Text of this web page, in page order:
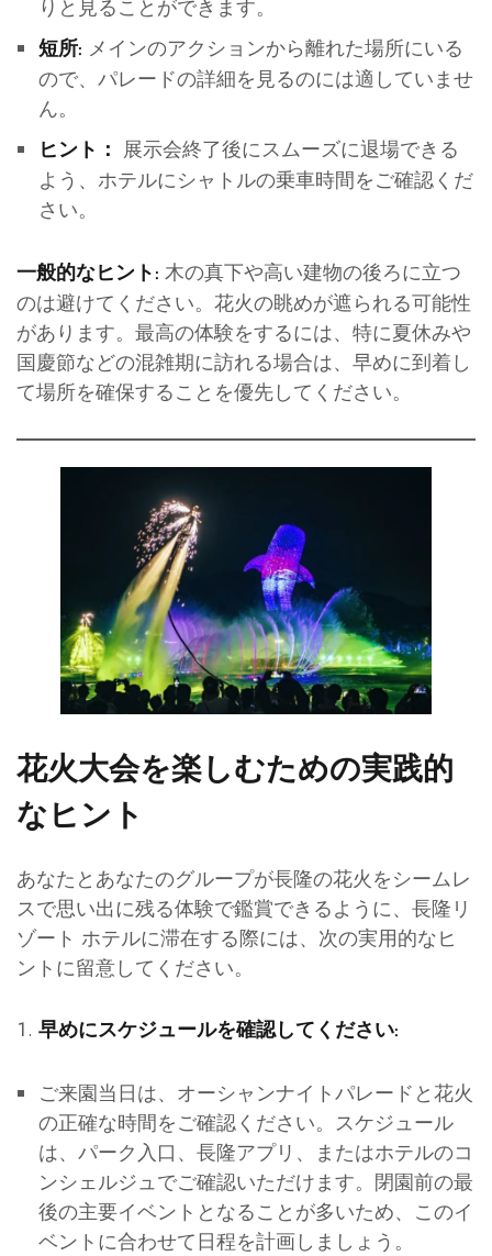
りと見ることができます。
短所: メインのアクションから離れた場所にいる
ので、パレードの詳細を見るのには適していませ
ん。
ヒント： 展示会終了後にスムーズに退場できる
よう、ホテルにシャトルの乗車時間をご確認くだ
さい。
一般的なヒント: 木の真下や高い建物の後ろに立つ
のは避けてください。花火の眺めが遮られる可能性
があります。最高の体験をするには、特に夏休みや
国慶節などの混雑期に訪れる場合は、早めに到着し
て場所を確保することを優先してください。
花火大会を楽しむための実践的
なヒント
あなたとあなたのグループが長隆の花火をシームレ
スで思い出に残る体験で鑑賞できるように、長隆リ
ゾート ホテルに滞在する際には、次の実用的なヒ
ントに留意してください。
早めにスケジュールを確認してください:
ご来園当日は、オーシャンナイトパレードと花火
の正確な時間をご確認ください。スケジュール
は、パーク入口、長隆アプリ、またはホテルのコ
ンシェルジュでご確認いただけます。閉園前の最
後の主要イベントとなることが多いため、このイ
ベントに合わせて日程を計画しましょう。